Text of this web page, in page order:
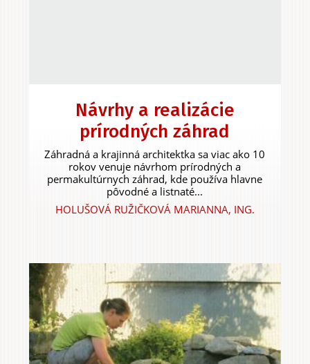
Návrhy a realizácie
prírodných záhrad
Záhradná a krajinná architektka sa viac ako 10
rokov venuje návrhom prírodných a
permakultúrnych záhrad, kde používa hlavne
pôvodné a listnaté...
HOLUŠOVÁ RUŽIČKOVÁ MARIANNA, ING.